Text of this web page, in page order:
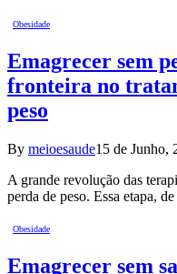
Obesidade
Emagrecer sem
fronteira no
peso
By meioesaude15 de Junho,
A grande revolução das
perda de peso. Essa etapa,
Obesidade
Emagrecer sem